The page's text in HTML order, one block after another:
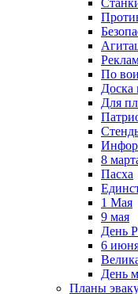
По
Доска
Для
8
Пасха
1 Мая
9 мая
День
6
День
Планы